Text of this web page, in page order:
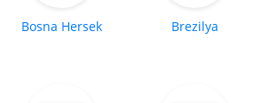
Bosna Hersek Brezilya